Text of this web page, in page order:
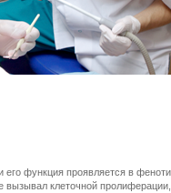
функция проявляется в
вызывал клеточной